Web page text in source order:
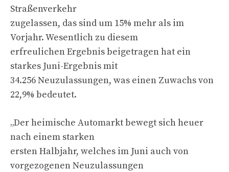
Straßenverkehr
zugelassen, das sind um 15% mehr als im
Vorjahr. Wesentlich zu diesem
erfreulichen Ergebnis beigetragen hat ein
starkes Juni-Ergebnis mit
34.256 Neuzulassungen, was einen Zuwachs von
22,9% bedeutet.
„Der heimische Automarkt bewegt sich heuer
nach einem starken
ersten Halbjahr, welches im Juni auch von
vorgezogenen Neuzulassungen